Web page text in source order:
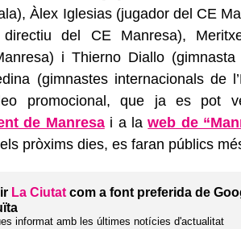
Àlex Iglesias (jugador del CE
del CE Manresa),
i Thierno Diallo
(gimnastes internacionals de
promocional, que ja es pot
de Manresai a laweb de
pròxims dies, es faran públics
La Ciutatcom a font preferida de
informat amb les últimes notícies d'actualitat